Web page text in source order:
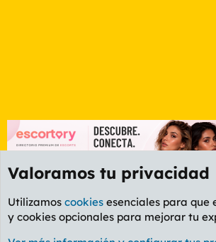
Foro General
Valoramos tu privacidad
Utilizamos cookies esenciales para que
y cookies opcionales para mejorar tu